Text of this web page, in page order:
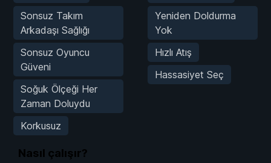
Sonsuz Takım
Arkadaşı Sağlığı
Sonsuz Oyuncu
Güveni
Soğuk Ölçeği Her
Zaman Doluydu
Korkusuz
Yeniden Doldurma
Yok
Hızlı Atış
Hassasiyet Seç
Nasıl çalışır?